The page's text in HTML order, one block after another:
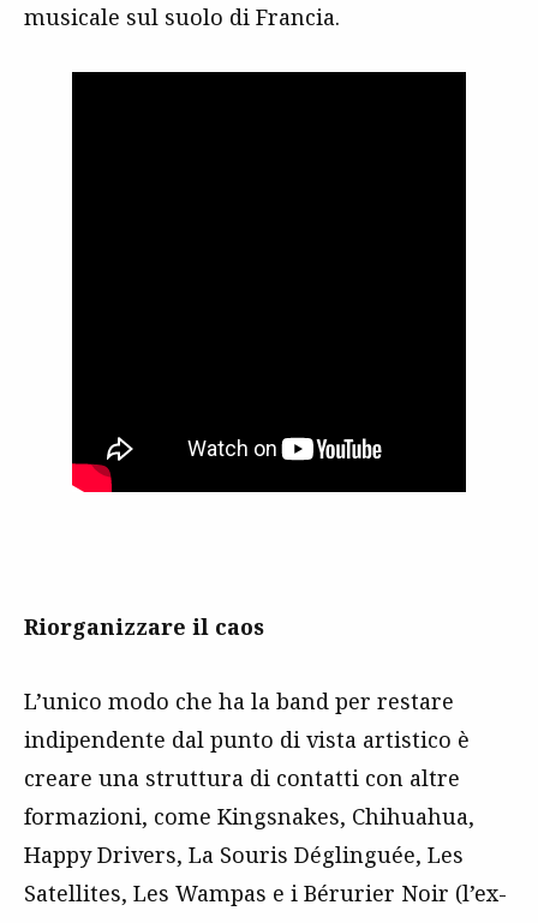
musicale sul suolo di Francia.
Riorganizzare il caos
L’unico modo che ha la band per restare
indipendente dal punto di vista artistico è
creare una struttura di contatti con altre
formazioni, come Kingsnakes, Chihuahua,
Happy Drivers, La Souris Déglinguée, Les
Satellites, Les Wampas e i Bérurier Noir (l’ex-